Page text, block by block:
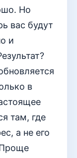
Но
вас будут
и
в
там, где
а не его